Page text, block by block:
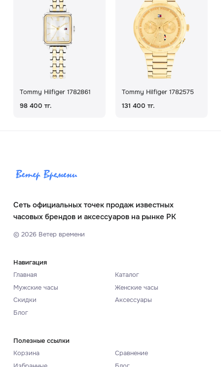
Tommy Hilfiger 1782861
98 400 тг.
Tommy Hilfiger 1782575
131 400 тг.
Сеть официальных точек продаж известных
часовых брендов и аксессуаров на рынке РК
© 2026Ветер времени
Навигация
Главная
Каталог
Мужские часы
Женские часы
Скидки
Аксессуары
Блог
Полезные ссылки
Корзина
Сравнение